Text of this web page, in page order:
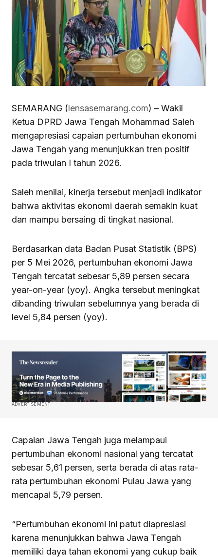
SEMARANG (lensasemarang.com) – Wakil
Ketua DPRD Jawa Tengah Mohammad Saleh
mengapresiasi capaian pertumbuhan ekonomi
Jawa Tengah yang menunjukkan tren positif
pada triwulan I tahun 2026.
Saleh menilai, kinerja tersebut menjadi indikator
bahwa aktivitas ekonomi daerah semakin kuat
dan mampu bersaing di tingkat nasional.
Berdasarkan data Badan Pusat Statistik (BPS)
per 5 Mei 2026, pertumbuhan ekonomi Jawa
Tengah tercatat sebesar 5,89 persen secara
year-on-year (yoy). Angka tersebut meningkat
dibanding triwulan sebelumnya yang berada di
level 5,84 persen (yoy).
ADVERTISEMENT
Capaian Jawa Tengah juga melampaui
pertumbuhan ekonomi nasional yang tercatat
sebesar 5,61 persen, serta berada di atas rata-
rata pertumbuhan ekonomi Pulau Jawa yang
mencapai 5,79 persen.
“Pertumbuhan ekonomi ini patut diapresiasi
karena menunjukkan bahwa Jawa Tengah
memiliki daya tahan ekonomi yang cukup baik